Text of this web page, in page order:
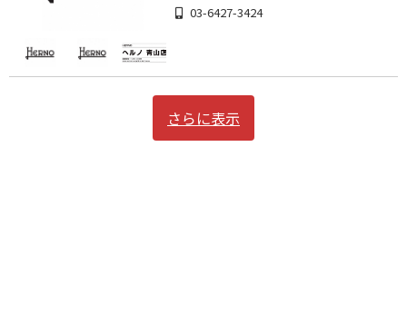
03-6427-3424
さらに表示